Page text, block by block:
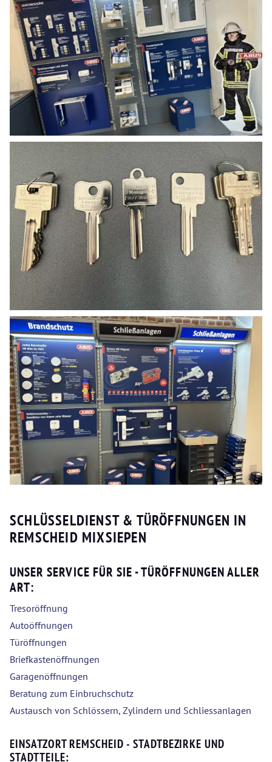
SCHLÜSSELDIENST & TÜRÖFFNUNGEN IN
REMSCHEID MIXSIEPEN
UNSER SERVICE FÜR SIE - TÜRÖFFNUNGEN ALLER
ART:
Tresoröffnung
Autoöffnungen
Türöffnungen
Briefkastenöffnungen
Garagenöffnungen
Beratung zum Einbruchschutz
Austausch von Schlössern, Zylindern und Schliessanlagen
EINSATZORT REMSCHEID - STADTBEZIRKE UND
STADTTEILE: